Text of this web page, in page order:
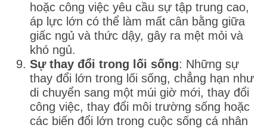
hoặc công việc yêu cầu sự tập trung cao,
áp lực lớn có thể làm mất cân bằng giữa
giấc ngủ và thức dậy, gây ra mệt mỏi và
khó ngủ.
Sự thay đổi trong lối sống: Những sự
thay đổi lớn trong lối sống, chẳng hạn như
di chuyển sang một múi giờ mới, thay đổi
công việc, thay đổi môi trường sống hoặc
các biến đổi lớn trong cuộc sống cá nhân